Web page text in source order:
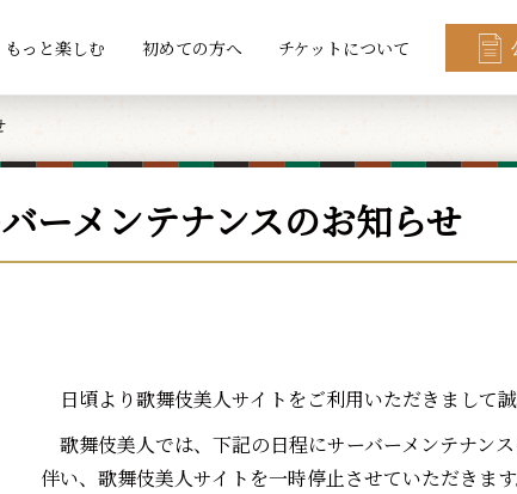
もっと楽しむ 初めての方へ チケットについて
ーメンテナンスのお知らせ
日頃より歌舞伎美人サイトをご利用いただきまして誠
歌舞伎美人では、下記の日程にサーバーメンテナン
伴い、歌舞伎美人サイトを一時停止させていただきま